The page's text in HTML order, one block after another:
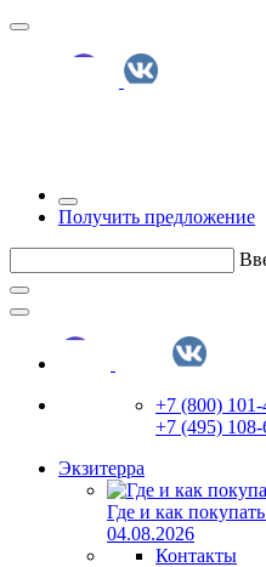
Получить предложение
+7 (800) 101-
+7 (495)
Экзитерра
Где и как
04.08.2026
Контакты